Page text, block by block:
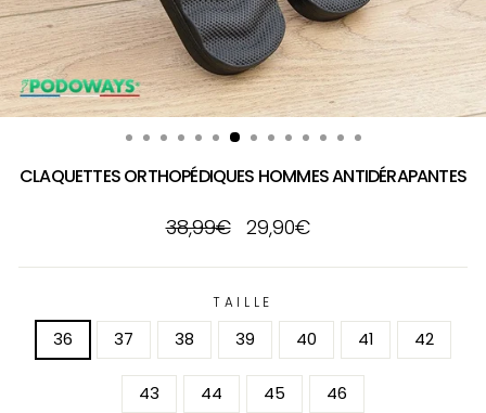
CLAQUETTES ORTHOPÉDIQUES HOMMES ANTIDÉRAPANTES
Prix
régulier
38,99€
Prix
réduit
29,90€
TAILLE
36 37 38 39 40 41 42
43 44 45 46